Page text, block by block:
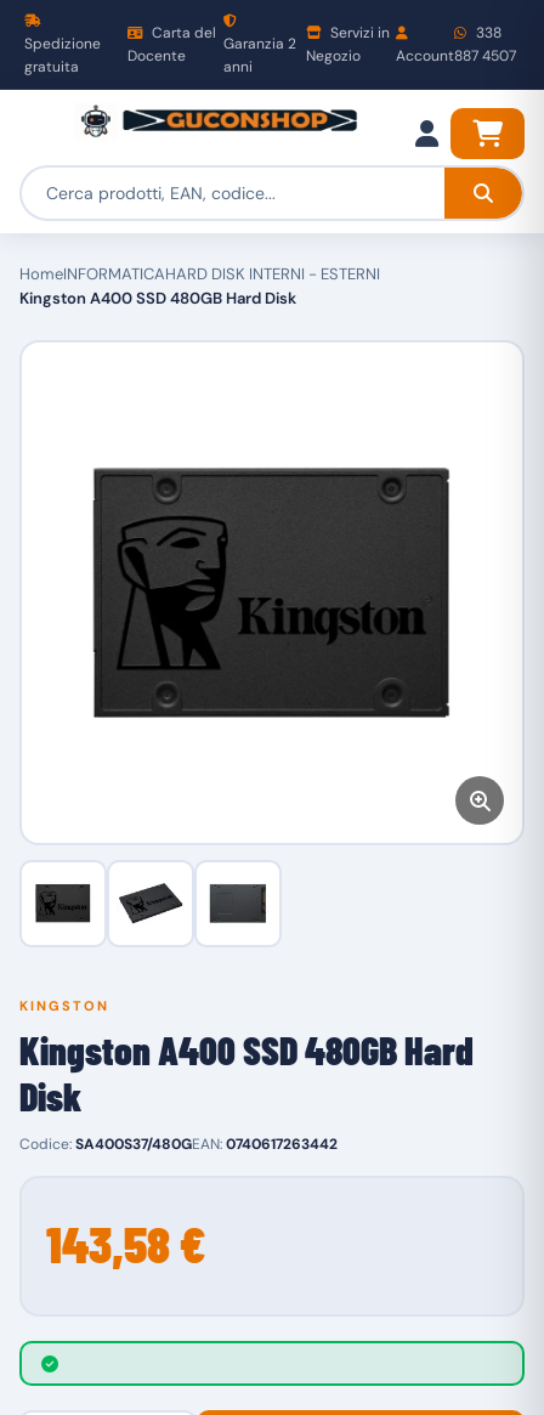
Spedizione
gratuita
Carta del
Docente
Garanzia 2
anni
Servizi in
Negozio
Account
338
887 4507
HomeINFORMATICAHARD DISK INTERNI - ESTERNI
Kingston A400 SSD 480GB Hard Disk
KINGSTON
Kingston A400 SSD 480GB Hard
Disk
Codice:SA400S37/480GEAN:0740617263442
143,58 €